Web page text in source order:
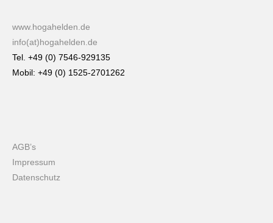
www.hogahelden.de
info(at)hogahelden.de
Tel. +49 (0) 7546-929135
Mobil: +49 (0) 1525-2701262
AGB’s
Impressum
Datenschutz